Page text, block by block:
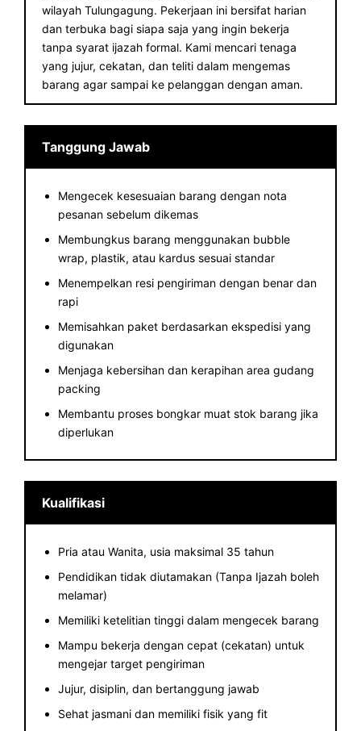
wilayah Tulungagung. Pekerjaan ini bersifat harian
dan terbuka bagi siapa saja yang ingin bekerja
tanpa syarat ijazah formal. Kami mencari tenaga
yang jujur, cekatan, dan teliti dalam mengemas
barang agar sampai ke pelanggan dengan aman.
Tanggung Jawab
Mengecek kesesuaian barang dengan nota
pesanan sebelum dikemas
Membungkus barang menggunakan bubble
wrap, plastik, atau kardus sesuai standar
Menempelkan resi pengiriman dengan benar dan
rapi
Memisahkan paket berdasarkan ekspedisi yang
digunakan
Menjaga kebersihan dan kerapihan area gudang
packing
Membantu proses bongkar muat stok barang jika
diperlukan
Kualifikasi
Pria atau Wanita, usia maksimal 35 tahun
Pendidikan tidak diutamakan (Tanpa Ijazah boleh
melamar)
Memiliki ketelitian tinggi dalam mengecek barang
Mampu bekerja dengan cepat (cekatan) untuk
mengejar target pengiriman
Jujur, disiplin, dan bertanggung jawab
Sehat jasmani dan memiliki fisik yang fit